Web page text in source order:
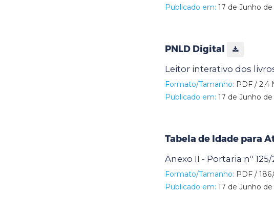
Publicado em: 17 de Junho
PNLD Digital
Leitor interativo dos
Formato/Tamanho: PDF / 2,4
Publicado em: 17 de Junho
Tabela de Idade para
Anexo II - Portaria nº
Formato/Tamanho: PDF /
Publicado em: 17 de Junho